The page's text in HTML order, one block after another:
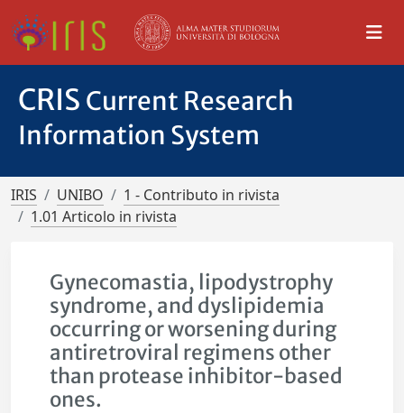
CRIS Current Research
Information System
IRIS UNIBO
1 - Contributo in rivista
1.01 Articolo in rivista
Gynecomastia, lipodystrophy
syndrome, and dyslipidemia
occurring or worsening during
antiretroviral regimens other
than protease inhibitor-based
ones.